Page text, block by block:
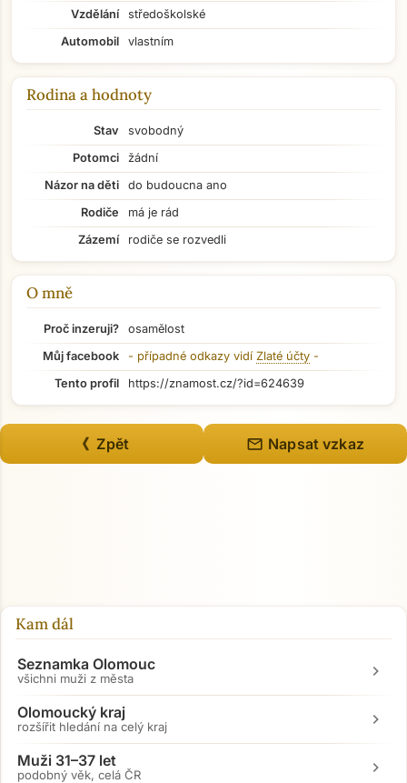
Přejít na hlavní obsah
Vzdělání
středoškolské
Automobil
vlastním
Rodina a hodnoty
Stav
svobodný
Potomci
žádní
Názor na děti
do budoucna ano
Rodiče
má je rád
Zázemí
rodiče se rozvedli
O mně
Proč inzeruji?
osamělost
Můj facebook
- případné odkazy vidí Zlaté účty -
Tento profil
https://znamost.cz/?id=624639
《 Zpět mail Napsat vzkaz
Kam dál
Seznamka Olomouc
všichni muži z města chevron_right
Olomoucký kraj
rozšířit hledání na celý kraj chevron_right
Muži 31–37 let
podobný věk, celá ČR chevron_right